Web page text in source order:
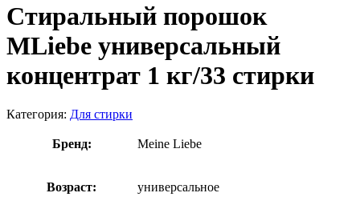
Стиральный порошок
MLiebe универсальный
концентрат 1 кг/33 стирки
Категория: Для стирки
Бренд: Meine Liebe
Возраст: универсальное